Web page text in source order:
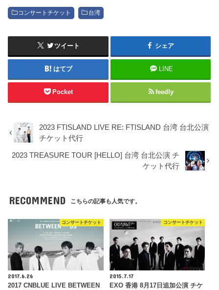
コンサートチケット 台湾
ツイート シェア
はてブ LINE
Pocket feedly
2023 FTISLAND LIVE RE: FTISLAND 台湾 台北公演
チケット代行
2023 TREASURE TOUR [HELLO] 台湾 台北公演 チ
ケット代行
RECOMMEND こちらの記事も人気です。
コンサートチケット
2017.6.26
2017 CNBLUE LIVE BETWEEN
コンサートチケット
2015.7.17
EXO 香港 8月17日追加公演 チケ